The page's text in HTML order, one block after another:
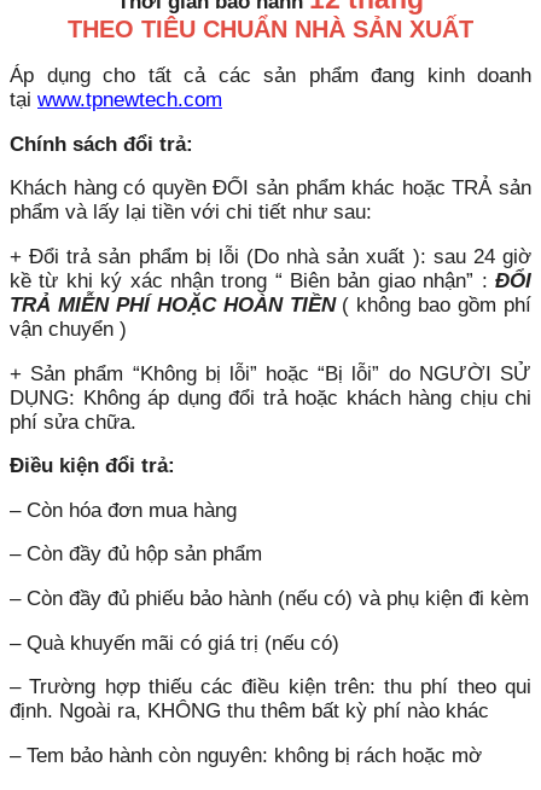
THEO TIÊU CHUẨN NHÀ SẢN XUẤT
Áp dụng cho tất cả các sản phẩm đang kinh doanh
tại www.tpnewtech.com
Chính sách đổi trả:
Khách hàng có quyền ĐỔI sản phẩm khác hoặc TRẢ sản
phẩm và lấy lại tiền với chi tiết như sau:
+ Đổi trả sản phẩm bị lỗi (Do nhà sản xuất ): sau 24 giờ
kề từ khi ký xác nhận trong “ Biên bản giao nhận” : ĐỔI
TRẢ MIỄN PHÍ HOẶC HOÀN TIỀN( không bao gồm phí
vận chuyển )
+ Sản phẩm “Không bị lỗi” hoặc “Bị lỗi” do NGƯỜI SỬ
DỤNG: Không áp dụng đổi trả hoặc khách hàng chịu chi
phí sửa chữa.
Điều kiện đổi trả:
– Còn hóa đơn mua hàng
– Còn đầy đủ hộp sản phẩm
– Còn đầy đủ phiếu bảo hành (nếu có) và phụ kiện đi kèm
– Quà khuyến mãi có giá trị (nếu có)
– Trường hợp thiếu các điều kiện trên: thu phí theo qui
định. Ngoài ra, KHÔNG thu thêm bất kỳ phí nào khác
– Tem bảo hành còn nguyên: không bị rách hoặc mờ